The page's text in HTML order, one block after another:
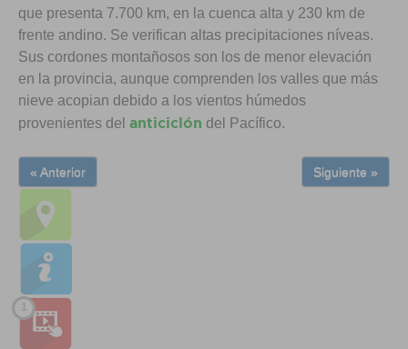
que presenta 7.700 km, en la cuenca alta y 230 km de
frente andino. Se verifican altas precipitaciones níveas.
Sus cordones montañosos son los de menor elevación
en la provincia, aunque comprenden los valles que más
nieve acopian debido a los vientos húmedos
provenientes del anticiclón del Pacífico.
« Anterior Siguiente »
1